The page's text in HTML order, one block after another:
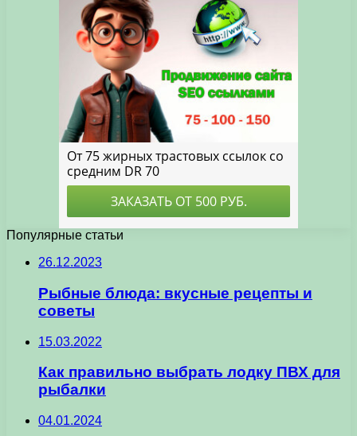
Популярные статьи
26.12.2023
Рыбные блюда: вкусные рецепты и
советы
15.03.2022
Как правильно выбрать лодку ПВХ для
рыбалки
04.01.2024